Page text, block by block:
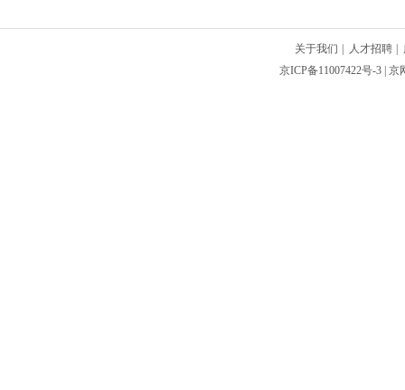
关于我们 人才招聘
京ICP备11007422号-3 |